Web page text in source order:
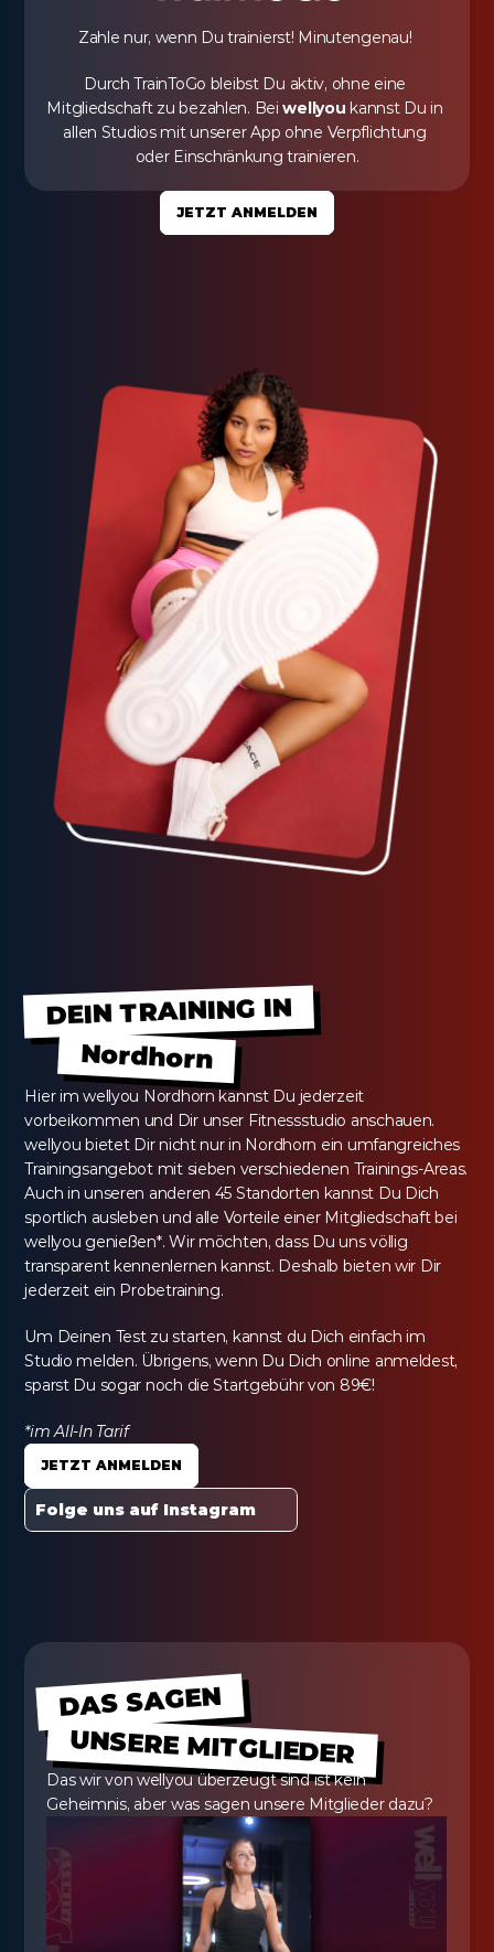
Zahle nur, wenn Du trainierst! Minutengenau!
Durch TrainToGo bleibst Du aktiv, ohne eine
Mitgliedschaft zu bezahlen. Bei wellyou kannst Du in
allen Studios mit unserer App ohne Verpflichtung
oder Einschränkung trainieren.
JETZT ANMELDEN
DEIN TRAINING IN
Nordhorn
Hier im wellyou Nordhorn kannst Du jederzeit
vorbeikommen und Dir unser Fitnessstudio anschauen.
wellyou bietet Dir nicht nur in Nordhorn ein umfangreiches
Trainingsangebot mit sieben verschiedenen Trainings-Areas.
Auch in unseren anderen 45 Standorten kannst Du Dich
sportlich ausleben und alle Vorteile einer Mitgliedschaft bei
wellyou genießen*. Wir möchten, dass Du uns völlig
transparent kennenlernen kannst. Deshalb bieten wir Dir
jederzeit ein Probetraining.
Um Deinen Test zu starten, kannst du Dich einfach im
Studio melden. Übrigens, wenn Du Dich online anmeldest,
sparst Du sogar noch die Startgebühr von 89€!
*im All-In Tarif
JETZT ANMELDEN
Folge uns auf Instagram
DAS SAGEN
UNSERE MITGLIEDER
Das wir von wellyou überzeugt sind ist kein
Geheimnis, aber was sagen unsere Mitglieder dazu?